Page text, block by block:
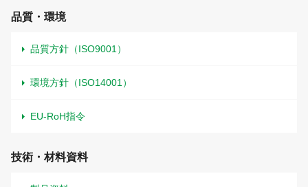
品質・環境
品質方針（ISO9001）
環境方針（ISO14001）
EU-RoH指令
技術・材料資料